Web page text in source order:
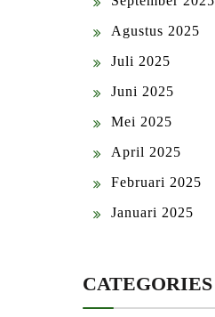
Agustus 2025
Juli 2025
Juni 2025
Mei 2025
April 2025
Februari 2025
Januari 2025
CATEGORIES